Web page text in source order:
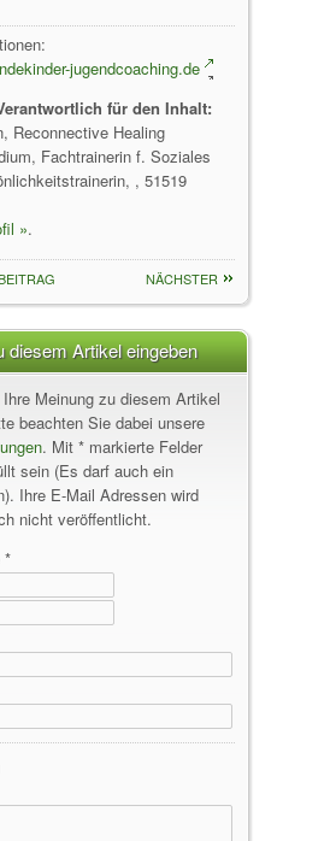
jugendcoaching.de
für den Inhalt:
Reconnective Healing
Fachtrainerin f. Soziales
, 51519
».
NÄCHSTER
diesem Artikel eingeben
Meinung zu diesem Artikel
beachten Sie dabei unsere
. Mit * markierte Felder
sein (Es darf auch ein
Ihre E-Mail Adressen wird
nicht veröffentlicht.
*